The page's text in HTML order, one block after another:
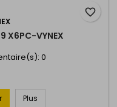
X6PC-VYNEX
0
Plus
favorite_border